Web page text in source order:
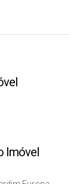
Imóvel